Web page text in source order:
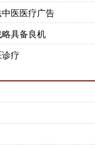
医医疗广告
具备良机
疗